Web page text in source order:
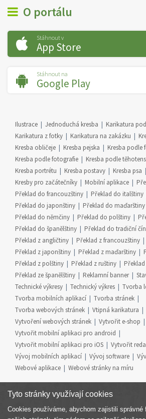
O portálu
Stáhnout v
App Store
Stáhnout na
Google Play
Ilustrace Jednoduchá kresba Karikatura
Karikatura z fotky
Karikatura na zakázku
Kresba obličeje
Kresba pejska
Kresba podle
Kresba podle fotografie
Kresba podle
Kresba portrétu
Kresba postavy Kresba psa
Kresby pro začátečníky
Mobilní aplikace
Překlad do francouzštiny
Překlad do italštiny
Překlad do japonštiny
Překlad do maďarštiny
Překlad do němčiny
Překlad do polštiny
Překlad do španělštiny
Překlad do tradiční
Překlad z angličtiny
Překlad z francouzštiny
Překlad z japonštiny
Překlad z maďarštiny
Překlad z polštiny
Překlad z ruštiny
Překlad ze španělštiny
Reklamní banner
Technické výkresy
Technický výkres
Tvorba
Tvorba mobilních aplikací
Tvorba stránek
Tvorba webových stránek
Vtipná karikatura
Vytvoření webových stránek
Vytvořit e-shop
Vytvořit mobilní aplikaci pro android
Vytvořit mobilní aplikaci pro iOS
Vytvořit
Vývoj mobilních aplikací
Vývoj software
Webové aplikace
Webové stránky na míru
Tyto stránky využívají cookies
Cookies používáme, abychom zajistili správné